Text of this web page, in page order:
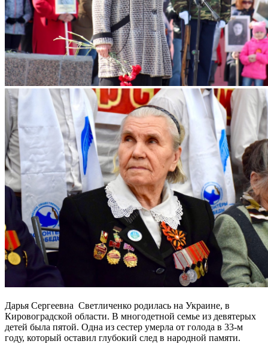
Дарья Сергеевна Светличенко родилась на Украине, в
Кировоградской области. В многодетной семье из девятерых
детей была пятой. Одна из сестер умерла от голода в 33-м
году, который оставил глубокий след в народной памяти.